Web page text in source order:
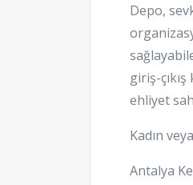
Depo,
giriş-
ehliyet
Kadın
Antalya